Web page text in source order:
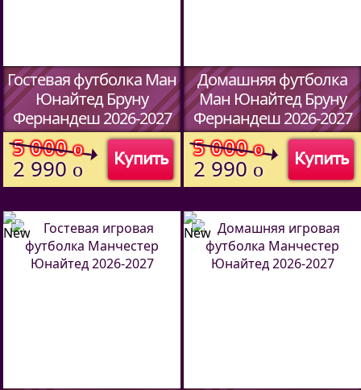
Гостевая футболка Ман
Юнайтед Бруну
Фернандеш 2026-2027
(Код:4560701
Купить
5 000o
2 990 o
Домашняя футболка
Ман Юнайтед Бруну
Фернандеш 2026-2027
(Код:4560701
Купить
5 000o
2 990 o